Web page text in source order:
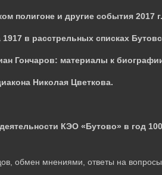
полигоне и другие события 2017 г.
в расстрельных списках
Гончаров: материалы к
Николая Цветкова.
КЭО «Бутово» в год
обмен мнениями, ответы на вопросы